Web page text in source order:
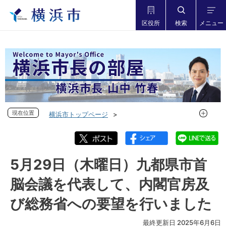
区役所 検索 メニュー
現在位置
横浜市トップページ
フォトダイアリー 2025年度
フォトダイアリー 2025年5月
5月29日（木曜日）九都県市首脳会議を代表して、内閣官房及
び総務省への要望を行いました
現在位
5月29日（木曜日）九都県市首
脳会議を代表して、内閣官房及
び総務省への要望を行いました
最終更新日 2025年6月6日